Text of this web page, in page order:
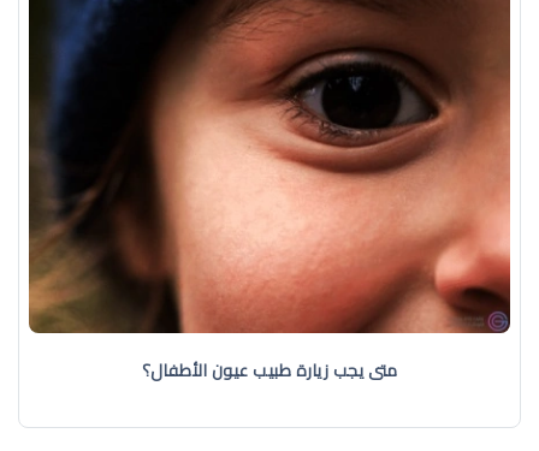
متى يجب زيارة طبيب عيون الأطفال؟